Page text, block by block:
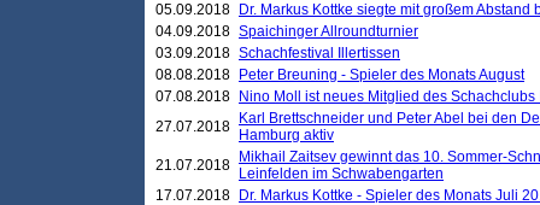
05.09.2018
Dr. Markus Kottke siegte mit großem
04.09.2018 Spaichinger Allroundturnier
03.09.2018 Schachfestival Illertissen
08.08.2018
Peter Breuning - Spieler des Monats August
07.08.2018
Nino Moll ist neues Mitglied des
27.07.2018
Karl Brettschneider und Peter Abel bei den
Hamburg aktiv
21.07.2018
Mikhail Zaitsev gewinnt das 10. Sommer-
Leinfelden im Schwabengarten
17.07.2018
Dr. Markus Kottke - Spieler des Monats Juli